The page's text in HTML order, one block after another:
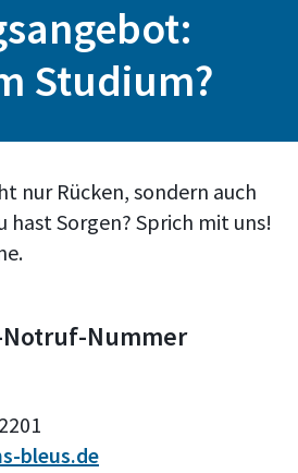
Studium?
nur Rücken, sondern auch
hast Sorgen? Sprich mit uns!
Nummer
bleus.de